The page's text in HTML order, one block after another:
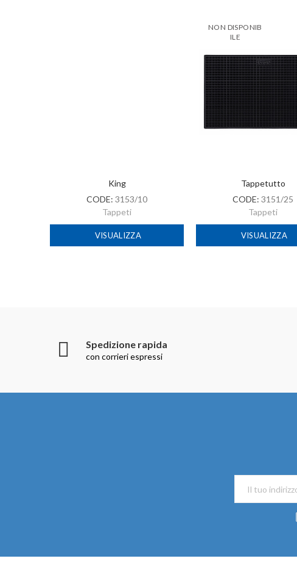
King
CODE: 3153/10
Tappeti
VISUALIZZA
NON DISPONIB
ILE
Tappetutto
CODE: 3151/25
Tappeti
VISUALIZZA
Spedizione rapida
con corrieri espressi